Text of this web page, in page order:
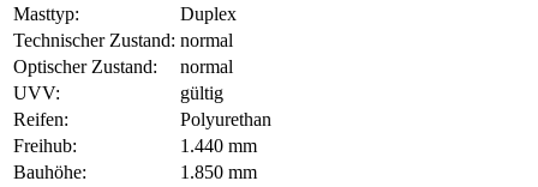
Masttyp:
Duplex
Technischer Zustand: normal
Optischer Zustand:
normal
UVV:
gültig
Reifen:
Polyurethan
Freihub:
1.440 mm
Bauhöhe:
1.850 mm